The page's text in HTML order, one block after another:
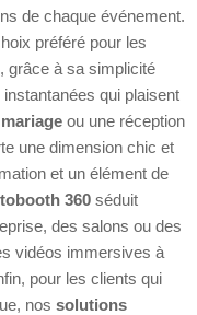
de chaque événement.
préféré pour les
grâce à sa simplicité
qui plaisent
mariageou une réception
une dimension chic et
et un élément de
360 séduit
des salons ou des
vidéos immersives à
pour les clients qui
nos solutions